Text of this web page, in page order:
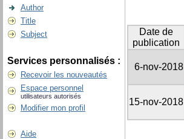
Author
Title
Subject
Services personnalisés :
Recevoir les nouveautés
Espace personnel
utilisateurs autorisés
Modifier mon profil
Aide
Date de
publication
6-nov-2018
15-nov-2018